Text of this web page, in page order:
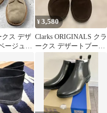
クス デザ
ージュ
¥3,580
Clarks ORIGINALS クラ
ークス デザートブーツ